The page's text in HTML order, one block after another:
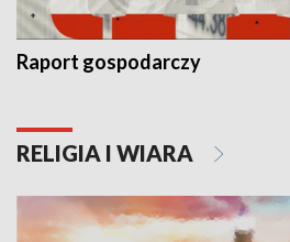
Raport gospodarczy
RELIGIA I WIARA